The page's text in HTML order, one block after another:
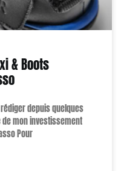
& Boots
depuis quelques
mon investissement
Pour